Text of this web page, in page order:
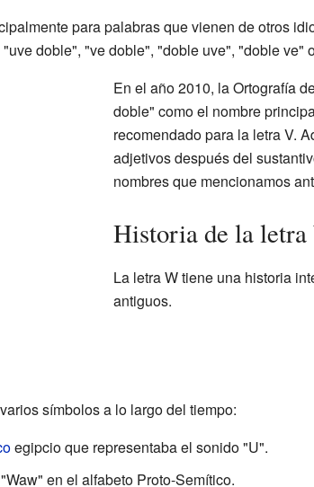
para palabras que vienen de otros
doble", "ve doble", "doble uve", "doble ve"
En el año 2010, la Ortografía
doble" como el nombre
recomendado para la letra V.
adjetivos después del
nombres que mencionamos
Historia de la
La letra W tiene una historia
antiguos.
símbolos a lo largo del tiempo:
egipcio que representaba el sonido "U".
en el alfabeto Proto-Semítico.